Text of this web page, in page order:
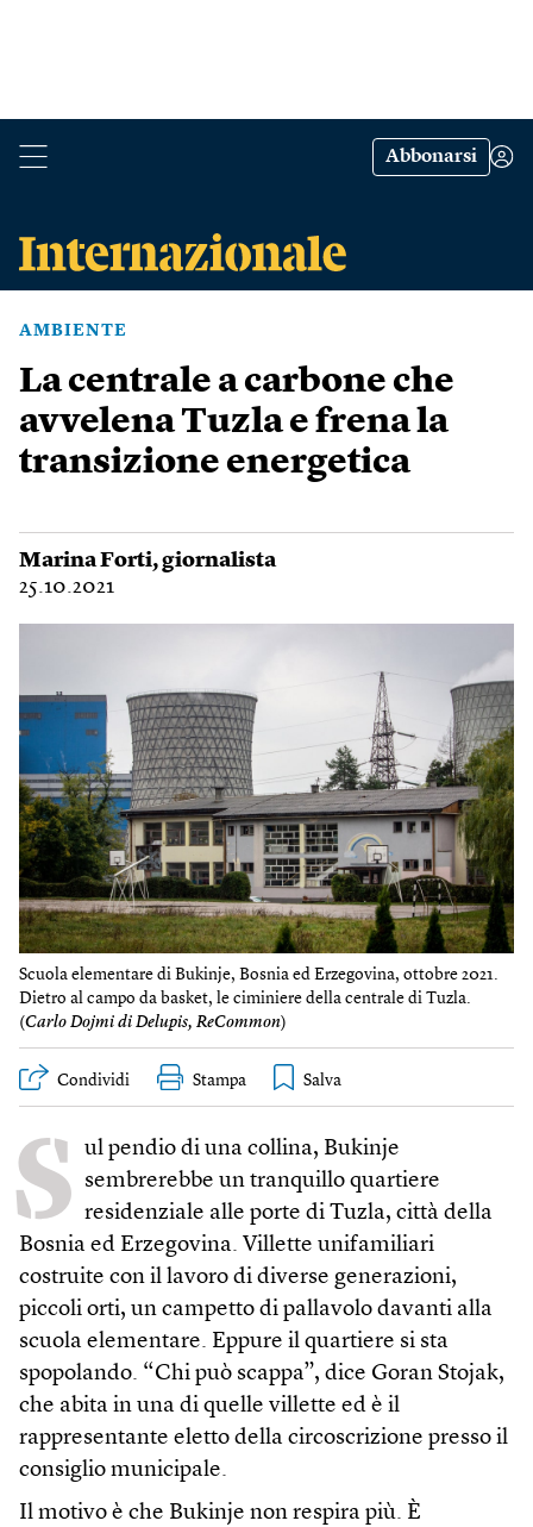
Abbonarsi
AMBIENTE
La centrale a carbone che
avvelena Tuzla e frena la
transizione energetica
Marina Forti, giornalista
25.10.2021
Scuola elementare di Bukinje, Bosnia ed Erzegovina, ottobre 2021.
Dietro al campo da basket, le ciminiere della centrale di Tuzla.
(Carlo Dojmi di Delupis, ReCommon)
Condividi Stampa
S ul pendio di una collina, Bukinje
sembrerebbe un tranquillo quartiere
residenziale alle porte di Tuzla, città della
Bosnia ed Erzegovina. Villette unifamiliari
costruite con il lavoro di diverse generazioni,
piccoli orti, un campetto di pallavolo davanti alla
scuola elementare. Eppure il quartiere si sta
spopolando. “Chi può scappa”, dice Goran Stojak,
che abita in una di quelle villette ed è il
rappresentante eletto della circoscrizione presso il
consiglio municipale.
Il motivo è che Bukinje non respira più. È